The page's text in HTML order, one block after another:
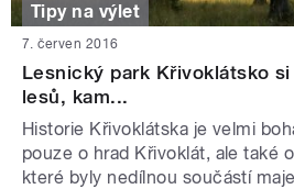
Tipy na výlet
7. červen 2016
Lesnický park Křivoklátsko
lesů, kam...
Historie Křivoklátska je velmi
pouze o hrad Křivoklát, ale také
které byly nedílnou součástí